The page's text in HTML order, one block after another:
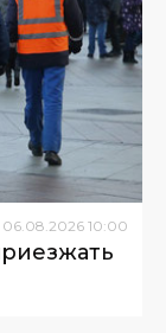
06 08 2026 10:00